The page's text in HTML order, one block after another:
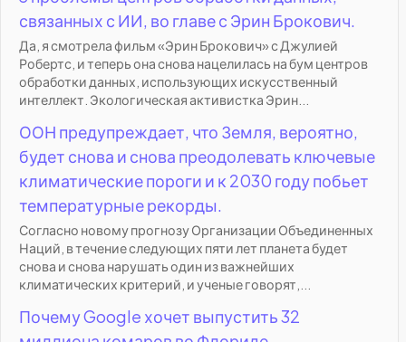
связанных с ИИ, во главе с Эрин Брокович.
Да, я смотрела фильм «Эрин Брокович» с Джулией
Робертс, и теперь она снова нацелилась на бум центров
обработки данных, использующих искусственный
интеллект. Экологическая активистка Эрин...
ООН предупреждает, что Земля, вероятно,
будет снова и снова преодолевать ключевые
климатические пороги и к 2030 году побьет
температурные рекорды.
Согласно новому прогнозу Организации Объединенных
Наций, в течение следующих пяти лет планета будет
снова и снова нарушать один из важнейших
климатических критерий, и ученые говорят,...
Почему Google хочет выпустить 32